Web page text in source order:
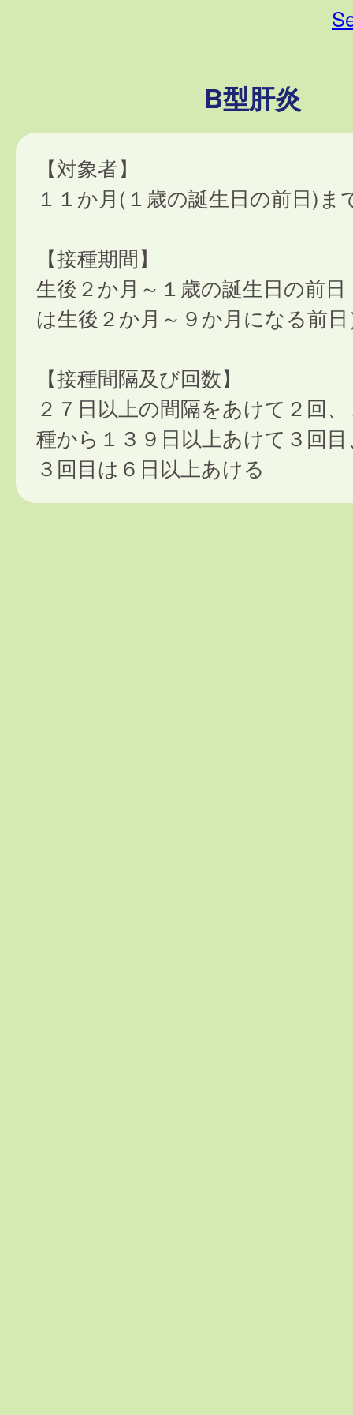
B型肝炎
【対象者】
１１か月(１歳の誕生日の前日)ま
【接種期間】
生後２か月～１歳の誕生日の前
は生後２か月～９か月になる前
【接種間隔及び回数】
２７日以上の間隔をあけて２回
種から１３９日以上あけて３回
３回目は６日以上あける